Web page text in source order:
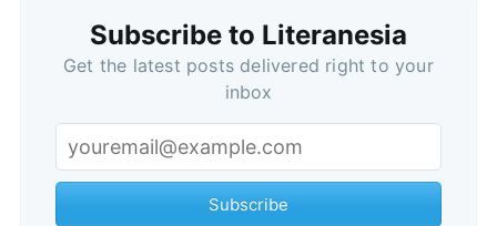
Subscribe to Literanesia
Get the latest posts delivered right to your
inbox
Subscribe